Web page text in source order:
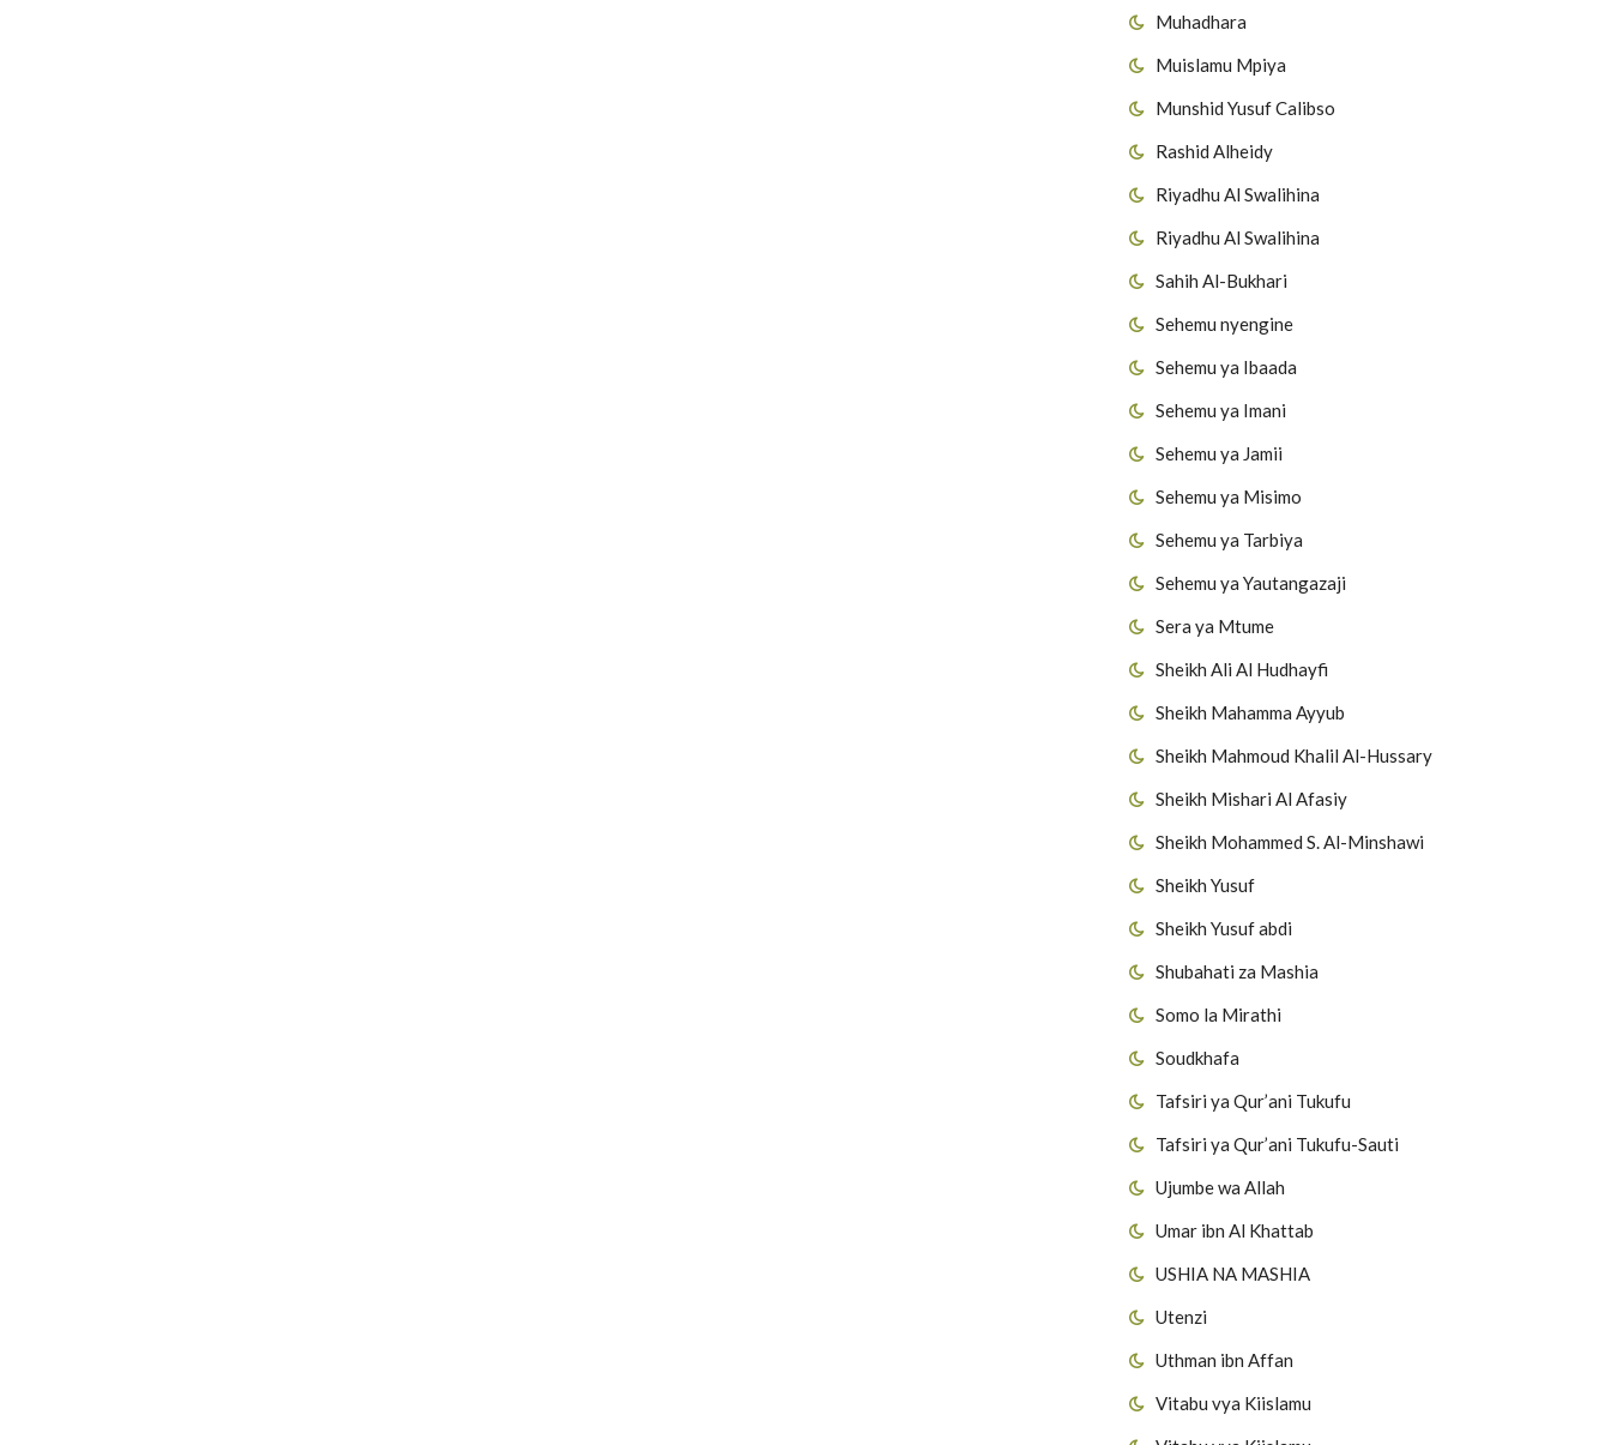
Muhadhara
Muislamu Mpiya
Munshid Yusuf Calibso
Rashid Alheidy
Riyadhu Al Swalihina
Riyadhu Al Swalihina
Sahih Al-Bukhari
Sehemu nyengine
Sehemu ya Ibaada
Sehemu ya Imani
Sehemu ya Jamii
Sehemu ya Misimo
Sehemu ya Tarbiya
Sehemu ya Yautangazaji
Sera ya Mtume
Sheikh Ali Al Hudhayfi
Sheikh Mahamma Ayyub
Sheikh Mahmoud Khalil Al-Hussary
Sheikh Mishari Al Afasiy
Sheikh Mohammed S. Al-Minshawi
Sheikh Yusuf
Sheikh Yusuf abdi
Shubahati za Mashia
Somo la Mirathi
Soudkhafa
Tafsiri ya Qur’ani Tukufu
Tafsiri ya Qur’ani Tukufu-Sauti
Ujumbe wa Allah
Umar ibn Al Khattab
USHIA NA MASHIA
Utenzi
Uthman ibn Affan
Vitabu vya Kiislamu